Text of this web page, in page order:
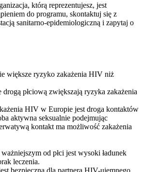
którą reprezentujesz, jest
do programu, skontaktuj się z
sanitarno-epidemiologiczną i zapytaj o
większe ryzyko zakażenia HIV niż
płciową zwiększają ryzyka zakażenia
HIV w Europie jest droga kontaktów
aktywna seksualnie podejmując
kontakt ma możliwość zakażenia
od płci jest wysoki ładunek
leczenia.
bezpieczna dla partnera HIV-ujemnego,